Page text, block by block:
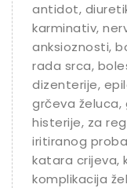
antidot,
karminativ,
anksioznosti,
rada srca,
dizenterije,
grčeva želuca,
histerije, za
iritiranog
katara crijeva,
komplikacija